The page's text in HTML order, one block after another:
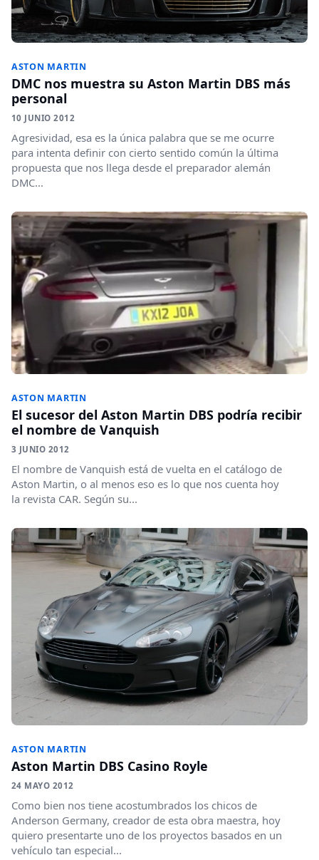
ASTON MARTIN
DMC nos muestra su Aston Martin DBS más
personal
10 JUNIO 2012
Agresividad, esa es la única palabra que se me ocurre
para intenta definir con cierto sentido común la última
propuesta que nos llega desde el preparador alemán
DMC...
ASTON MARTIN
El sucesor del Aston Martin DBS podría recibir
el nombre de Vanquish
3 JUNIO 2012
El nombre de Vanquish está de vuelta en el catálogo de
Aston Martin, o al menos eso es lo que nos cuenta hoy
la revista CAR. Según su...
ASTON MARTIN
Aston Martin DBS Casino Royle
24 MAYO 2012
Como bien nos tiene acostumbrados los chicos de
Anderson Germany, creador de esta obra maestra, hoy
quiero presentarte uno de los proyectos basados en un
vehículo tan especial...